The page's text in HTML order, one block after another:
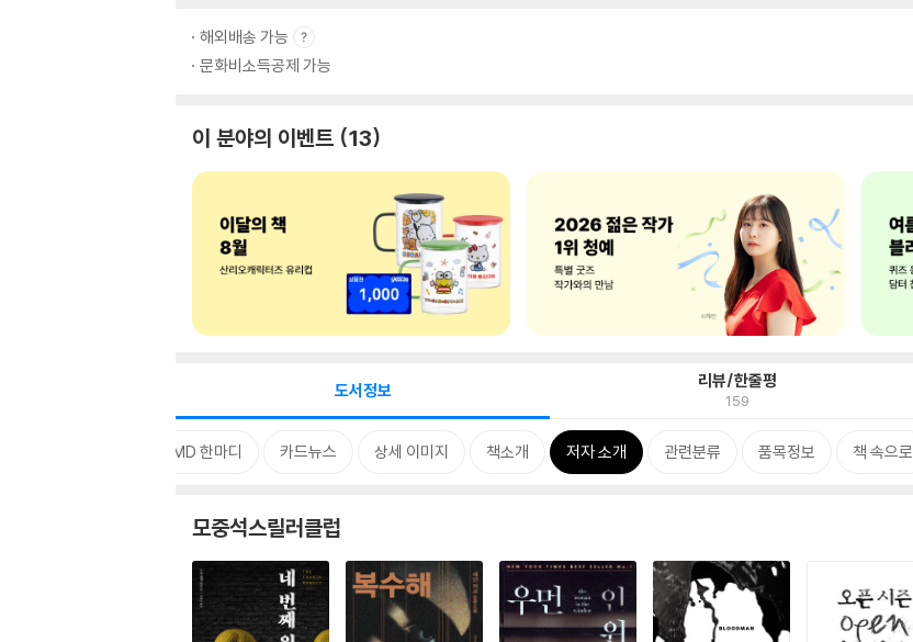
해외배송 가능
문화비소득공제 가능
이 분야의 이벤트 13
도서정보 리뷰/한줄평
159
MD 한마디 카드뉴스 상세 이미지 책소개 저자 소개 관련분류 품목정보 책 속으로
모중석스릴러클럽